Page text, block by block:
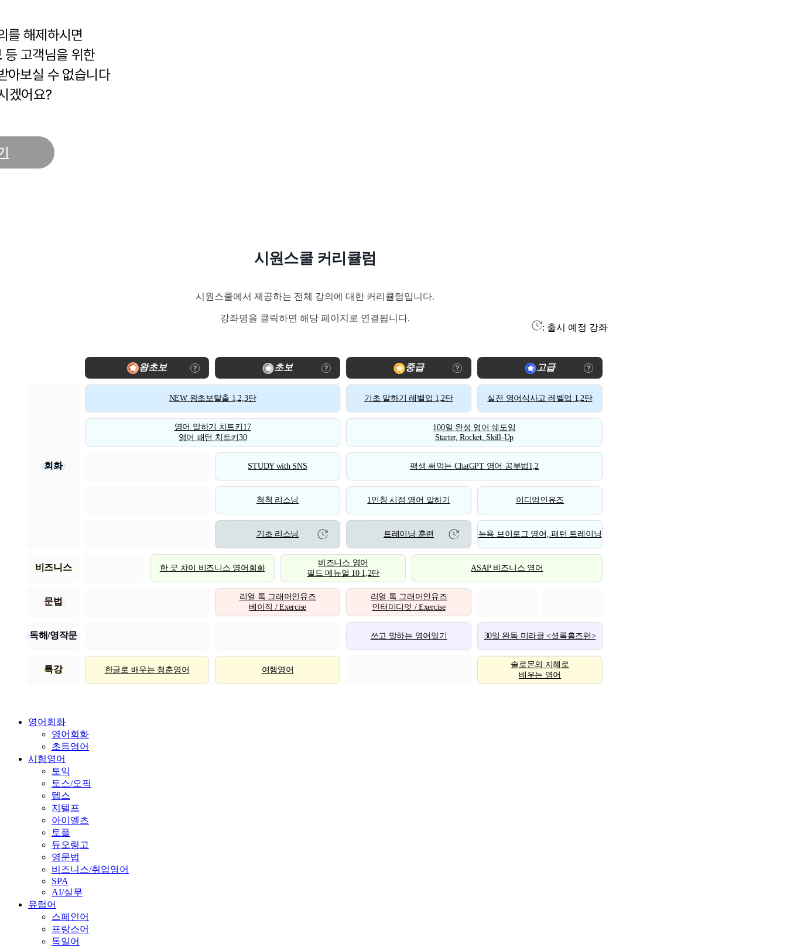
를 해제하시면
등 고객님을 위한
아보실 수 없습니다
겠어요?
시원스쿨 커리큘럼
시원스쿨에서 제공하는 전체 강의에 대한 커리큘럼입니다.
강좌명을 클릭하면 해당 페이지로 연결됩니다.
: 출시 예정 강좌
왕초보 초보 중급 고급
회화
NEW 왕초보탈출 1,2,3탄 기초 말하기 레벨업 1,2탄 실전 영어식사고 레벨업 1,2탄
영어 말하기 치트키17
영어 패턴 치트키30
100일 완성 영어 쉐도잉
Starter, Rocket, Skill-Up
STUDY with SNS 평생 써먹는 ChatGPT 영어 공부법1,2
척척 리스닝 1인칭 시점 영어 말하기 이디엄인유즈
기초 리스닝 트레이닝 훈련 뉴욕 브이로그 영어, 패턴 트레이닝
비즈니스 한 끗 차이 비즈니스 영어회화
비즈니스 영어
필드 메뉴얼 10 1,2탄
ASAP 비즈니스 영어
문법
리얼 톡 그래머인유즈
베이직 / Exercise
리얼 톡 그래머인유즈
인터미디엇 / Exercise
독해/영작문 쓰고 말하는 영어일기 30일 완독 미라클 <셜록홈즈편>
특강 한글로 배우는 청춘영어 여행영어
솔로몬의 지혜로
배우는 영어
영어회화
영어회화
초등영어
시험영어
토익
토스/오픽
텝스
지텔프
아이엘츠
토플
듀오링고
영문법
비즈니스/취업영어
SPA
AI/실무
유럽어
스페인어
프랑스어
독일어